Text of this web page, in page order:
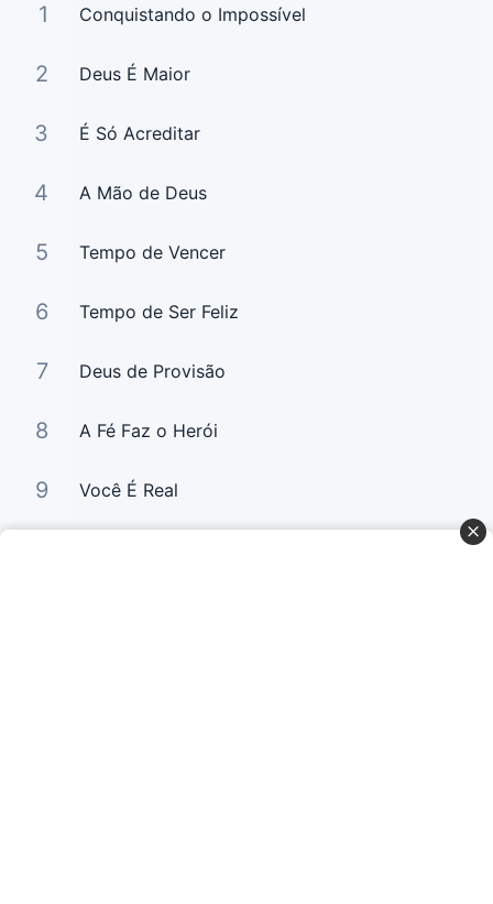
1 Conquistando o Impossível
2 Deus É Maior
3 É Só Acreditar
4 A Mão de Deus
5 Tempo de Vencer
6 Tempo de Ser Feliz
7 Deus de Provisão
8 A Fé Faz o Herói
9 Você É Real